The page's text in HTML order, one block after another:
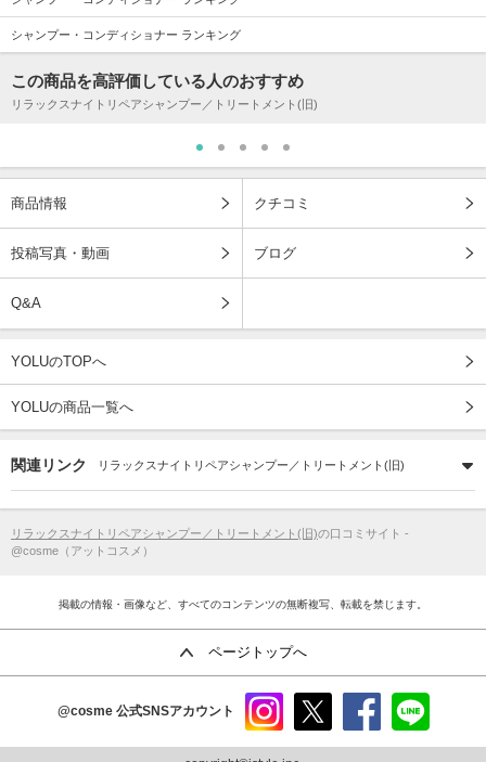
シャンプー・コンディショナー ランキング
この商品を高評価している人のおすすめ
リラックスナイトリペアシャンプー／トリートメント(旧)
商品情報 クチコミ
投稿写真・動画 ブログ
Q&A
YOLUのTOPへ
YOLUの商品一覧へ
関連リンク リラックスナイトリペアシャンプー／トリートメント(旧)
リラックスナイトリペアシャンプー／トリートメント(旧)の口コミサイト -
@cosme（アットコスメ）
掲載の情報・画像など、すべてのコンテンツの無断複写、転載を禁じます。
ページトップへ
@cosme 公式SNSアカウント